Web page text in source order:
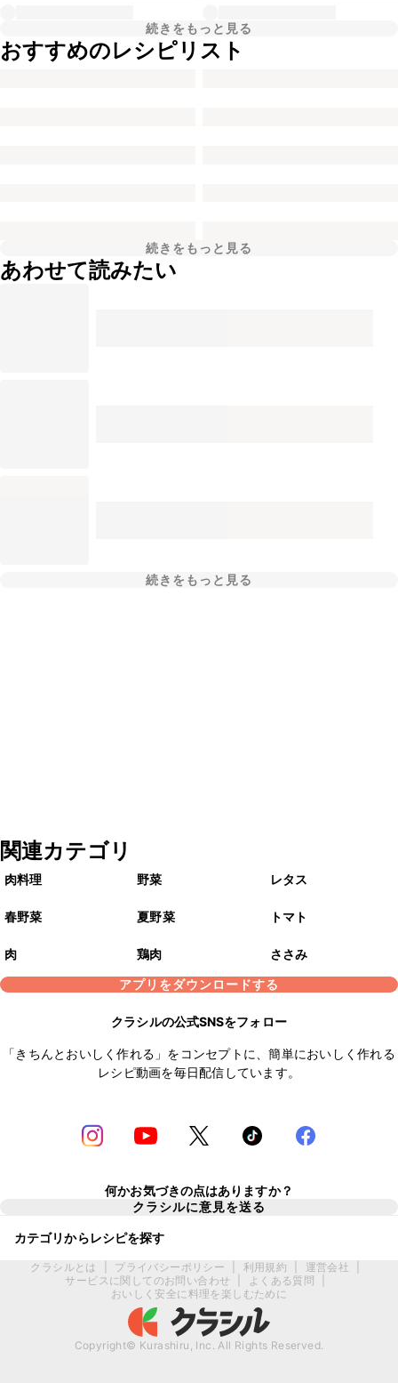
続きをもっと見る
おすすめのレシピリスト
続きをもっと見る
あわせて読みたい
続きをもっと見る
関連カテゴリ
肉料理 野菜 レタス
春野菜 夏野菜 トマト
肉 鶏肉
ささみ
アプリをダウンロードする
クラシルの公式SNSをフォロー
「きちんとおいしく作れる」をコンセプトに、簡単においしく作れる
レシピ動画を毎日配信しています。
何かお気づきの点はありますか？
クラシルに意見を送る
カテゴリからレシピを探す
クラシルとは プライバシーポリシー 利用規約 運営会社
サービスに関してのお問い合わせ
よくある質問
おいしく安全に料理を楽しむために
Copyright© Kurashiru, Inc. All Rights Reserved.